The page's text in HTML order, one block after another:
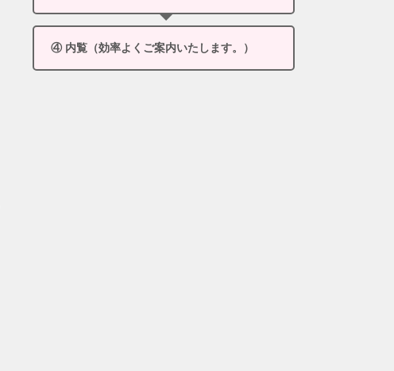
④ 内覧（効率よくご案内いたします。）